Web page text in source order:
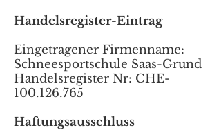
Handelsregister-Eintrag
Eingetragener Firmenname:
Schneesportschule Saas-Grund
Handelsregister Nr: CHE-
100.126.765
Haftungsausschluss